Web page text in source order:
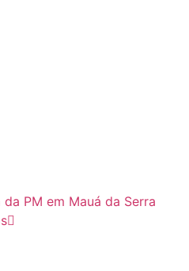
PM em Mauá da Serra